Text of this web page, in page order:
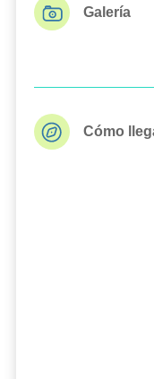
Galería
Cómo